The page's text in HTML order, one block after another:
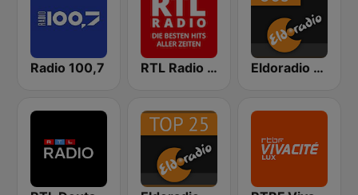
Radio 100,7 RTL Radio Die besten Hits aller Zeiten Eldoradio - 80's Channel